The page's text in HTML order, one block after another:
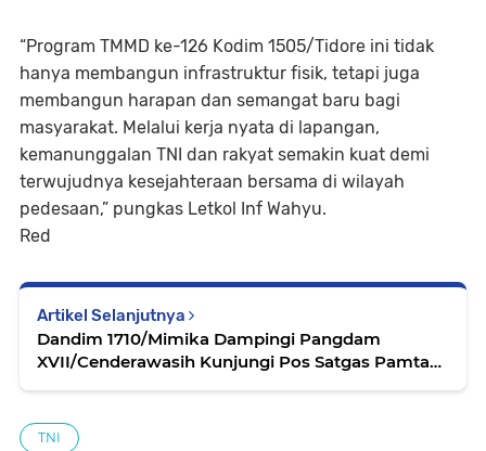
“Program TMMD ke-126 Kodim 1505/Tidore ini tidak
hanya membangun infrastruktur fisik, tetapi juga
membangun harapan dan semangat baru bagi
masyarakat. Melalui kerja nyata di lapangan,
kemanunggalan TNI dan rakyat semakin kuat demi
terwujudnya kesejahteraan bersama di wilayah
pedesaan,” pungkas Letkol Inf Wahyu.
Red
Artikel Selanjutnya
Dandim 1710/Mimika Dampingi Pangdam
XVII/Cenderawasih Kunjungi Pos Satgas Pamtas
TNI